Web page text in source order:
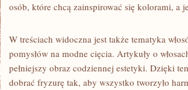
osób, które chcą zainspirować się kolorami, a
W treściach widoczna jest także tematyka
pomysłów na modne cięcia. Artykuły o
pełniejszy obraz codziennej estetyki. Dzięki
dobrać fryzurę tak, aby wszystko tworzyło